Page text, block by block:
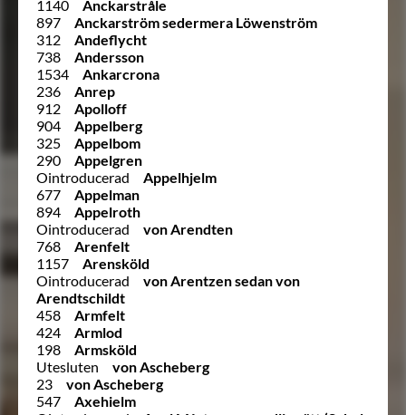
1140
Anckarstråle
897
Anckarström sedermera Löwenström
312
Andeflycht
738
Andersson
1534
Ankarcrona
236
Anrep
912
Apolloff
904
Appelberg
325
Appelbom
290
Appelgren
Ointroducerad
Appelhjelm
677
Appelman
894
Appelroth
Ointroducerad
von Arendten
768
Arenfelt
1157
Arensköld
Ointroducerad
von Arentzen sedan von
Arendtschildt
458
Armfelt
424
Armlod
198
Armsköld
Utesluten
von Ascheberg
23
von Ascheberg
547
Axehielm